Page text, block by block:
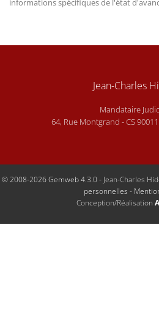
informations spécifiques de l'état
Jean-Charles
Mandataire
64, Rue Montgrand - CS 90011
© 2008-2026 Gemweb 4.3.0- Jean-Charles
personnelles -
Conception/Réalisation